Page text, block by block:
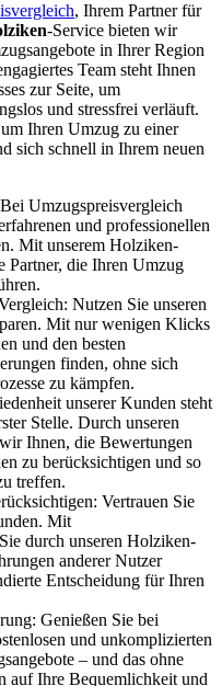
, Ihrem Partner für
-Service bieten wir
in Ihrer Region
Team steht Ihnen
zur Seite, um
und stressfrei verläuft.
Ihren Umzug zu einer
sich schnell in Ihrem neuen
Umzugspreisvergleich
und professionellen
Mit unserem Holziken-
Partner, die Ihren Umzug
Nutzen Sie unseren
Mit nur wenigen Klicks
und den besten
finden, ohne sich
zu kämpfen.
unserer Kunden steht
Stelle. Durch unseren
Ihnen, die Bewertungen
zu berücksichtigen und so
treffen.
Vertrauen Sie
Mit
durch unseren Holziken-
anderer Nutzer
Entscheidung für Ihren
Genießen Sie bei
und unkomplizierten
– und das ohne
auf Ihre Bequemlichkeit und